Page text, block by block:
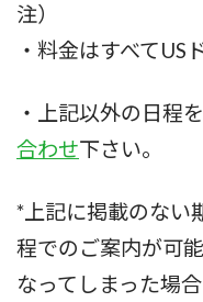
注）
・料金はすべてUS
・上記以外の日程
合わせ下さい。
*上記に掲載のない
程でのご案内が可
なってしまった場